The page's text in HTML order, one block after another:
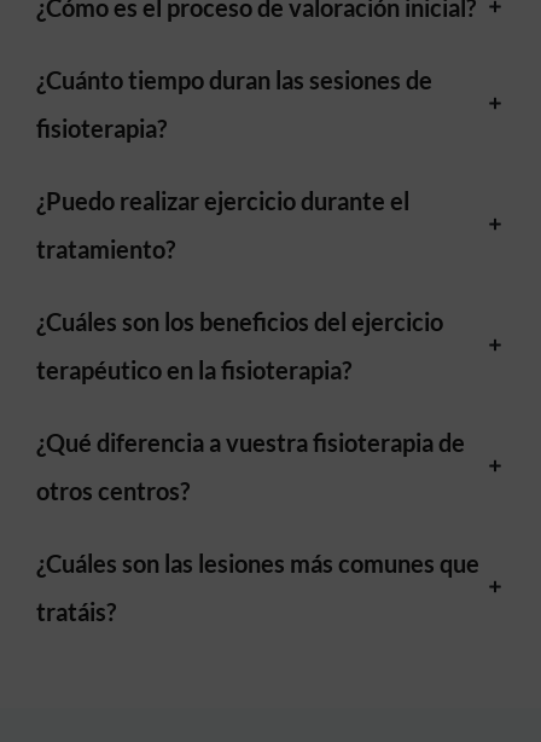
:
¿Cómo es el proceso de valoración inicial?
¿Cuánto tiempo duran las sesiones de
fisioterapia?
¿Puedo realizar ejercicio durante el
tratamiento?
¿Cuáles son los beneficios del ejercicio
terapéutico en la fisioterapia?
¿Qué diferencia a vuestra fisioterapia de
otros centros?
¿Cuáles son las lesiones más comunes que
tratáis?